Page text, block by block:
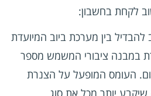
לקחת בחשבון:
בין מערכת ביוב המיועדת
במבנה ציבורי המשמש מספר
העומס המופעל על הצנרת
שיקבע יותר מכל את סוג